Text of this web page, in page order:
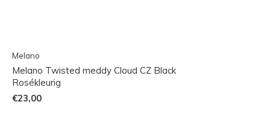
Melano
Melano Twisted meddy Cloud CZ Black
Rosékleurig
€23,00